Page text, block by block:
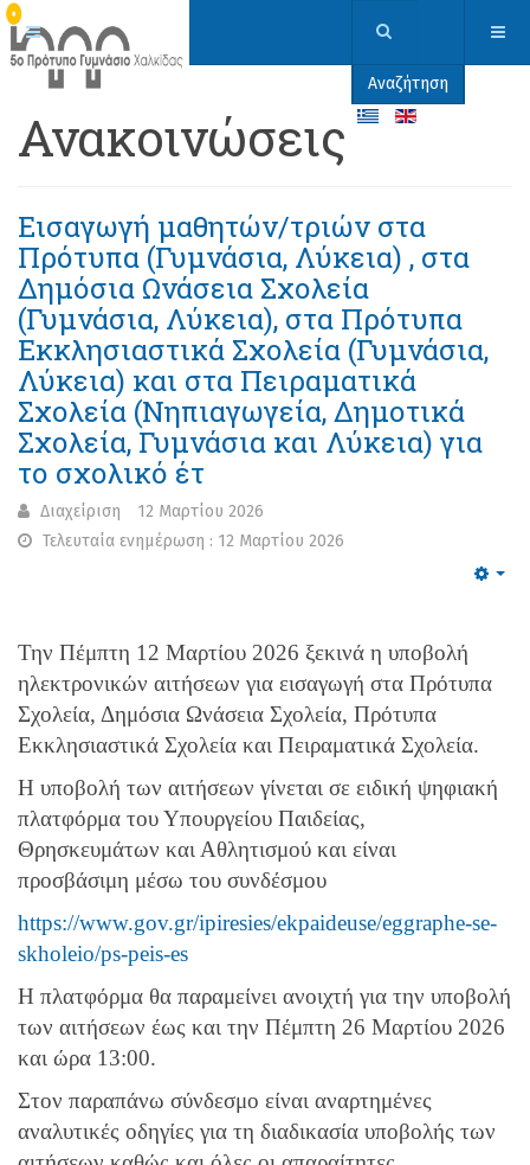
Αναζήτηση
Ανακοινώσεις
Εισαγωγή μαθητών/τριών στα
Πρότυπα (Γυμνάσια, Λύκεια) , στα
Δημόσια Ωνάσεια Σχολεία
(Γυμνάσια, Λύκεια), στα Πρότυπα
Εκκλησιαστικά Σχολεία (Γυμνάσια,
Λύκεια) και στα Πειραματικά
Σχολεία (Νηπιαγωγεία, Δημοτικά
Σχολεία, Γυμνάσια και Λύκεια) για
το σχολικό έτ
Διαχείριση
12 Μαρτίου 2026
Τελευταία ενημέρωση : 12 Μαρτίου 2026
Την Πέμπτη 12 Μαρτίου 2026 ξεκινά η υποβολή
ηλεκτρονικών αιτήσεων για εισαγωγή στα Πρότυπα
Σχολεία, Δημόσια Ωνάσεια Σχολεία, Πρότυπα
Εκκλησιαστικά Σχολεία και Πειραματικά Σχολεία.
Η υποβολή των αιτήσεων γίνεται σε ειδική ψηφιακή
πλατφόρμα του Υπουργείου Παιδείας,
Θρησκευμάτων και Αθλητισμού και είναι
προσβάσιμη μέσω του συνδέσμου
https://www.gov.gr/ipiresies/ekpaideuse/eggraphe-se-
skholeio/ps-peis-es
Η πλατφόρμα θα παραμείνει ανοιχτή για την υποβολή
των αιτήσεων έως και την Πέμπτη 26 Μαρτίου 2026
και ώρα 13:00.
Στον παραπάνω σύνδεσμο είναι αναρτημένες
αναλυτικές οδηγίες για τη διαδικασία υποβολής των